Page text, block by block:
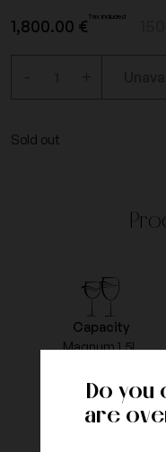
Do you
are
1,800.00 € Tax included
Sold out
Capacity
Magnum 1.5L